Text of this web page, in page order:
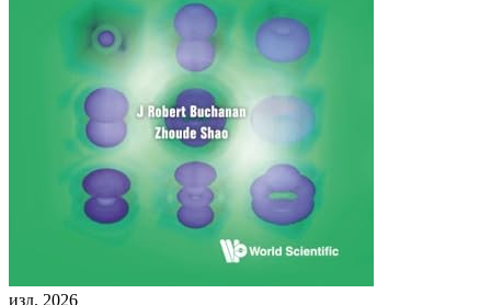
изд. 2026